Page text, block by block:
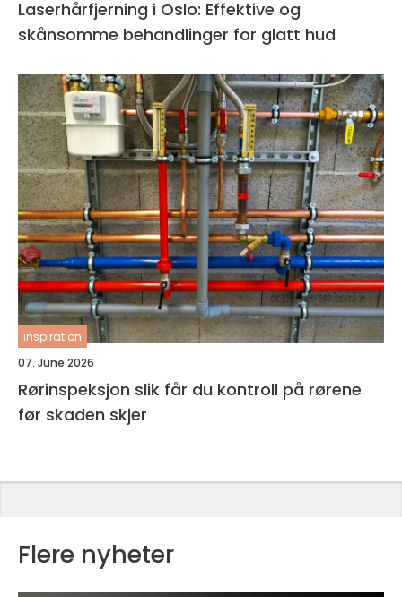
Laserhårfjerning i Oslo: Effektive og
skånsomme behandlinger for glatt hud
inspiration
07. June 2026
Rørinspeksjon slik får du kontroll på rørene
før skaden skjer
Flere nyheter